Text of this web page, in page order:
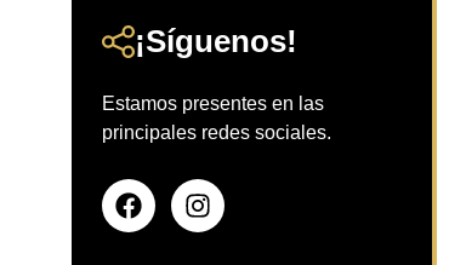
¡Síguenos!
Estamos presentes en las
principales redes sociales.